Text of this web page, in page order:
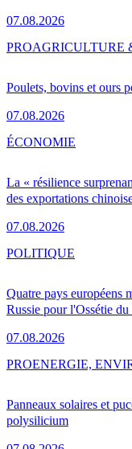
07.08.2026
Poulets, bovins et ours
07.08.2026
PROAGRICULTURE
La « résilience
des exportations
07.08.2026
ÉCONOMIE
Quatre pays européens
Russie pour l'Ossétie du
07.08.2026
POLITIQUE
Panneaux solaires et
polysilicium
PROENERGIE,